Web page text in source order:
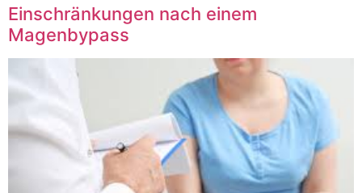
Einschränkungen nach einem
Magenbypass